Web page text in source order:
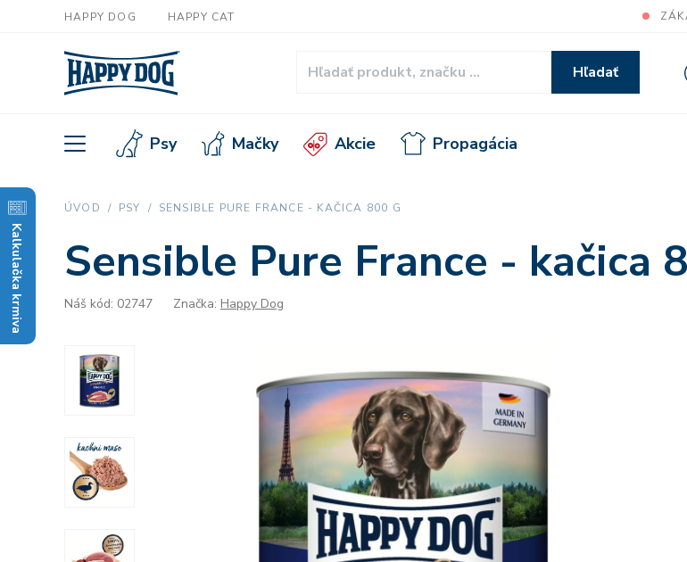
Kalkulačka krmiva
HAPPY DOG HAPPY CAT
Hľadať
Psy Mačky Akcie Propagácia
ÚVOD PSY SENSIBLE PURE FRANCE - KAČICA 800 G
Sensible Pure France - kačica
Náš kód: 02747 Značka: Happy Dog